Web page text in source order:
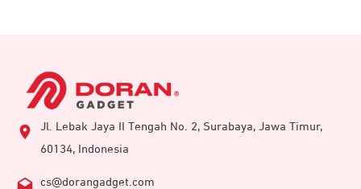
Jl. Lebak Jaya II Tengah No. 2, Surabaya, Jawa Timur,
60134, Indonesia
cs@dorangadget.com